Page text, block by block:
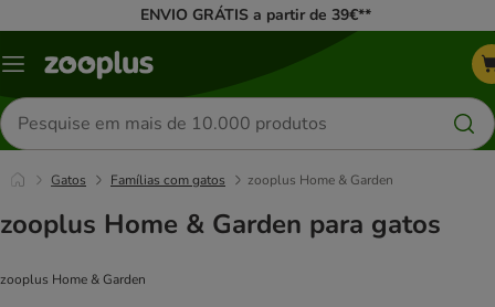
ENVIO GRÁTIS a partir de 39€**
Menu
Pesquisar
produtos
Gatos Famílias com gatos zooplus Home & Garden
zooplus Home & Garden para gatos
zooplus Home & Garden